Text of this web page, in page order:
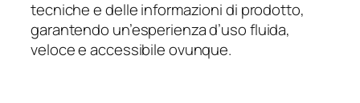
tecniche e delle informazioni di prodotto,
garantendo un’esperienza d’uso fluida,
veloce e accessibile ovunque.